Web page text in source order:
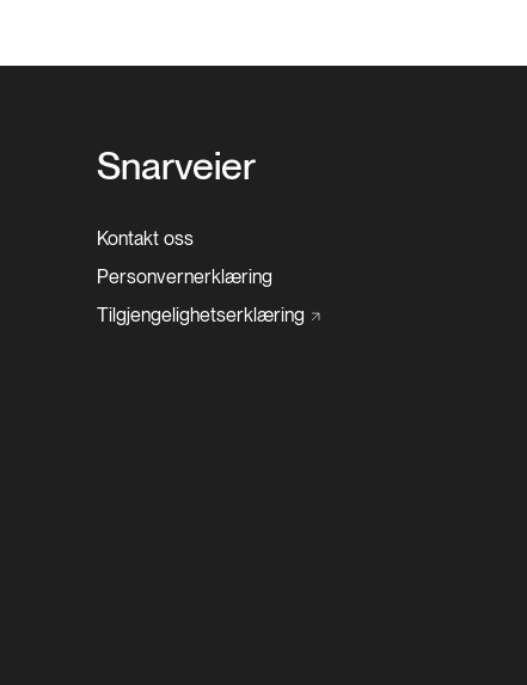
Snarveier
Kontakt oss
Personvernerklæring
Tilgjengelighetserklæring